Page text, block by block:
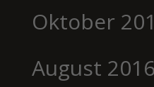
Oktober
August 2016